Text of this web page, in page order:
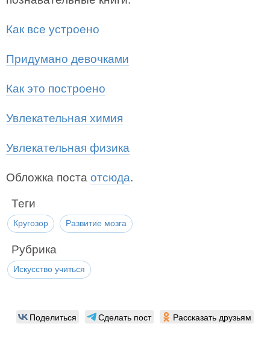
Как все устроено
Придумано девочками
Как это построено
Увлекательная химия
Увлекательная физика
Обложка поста отсюда.
Теги
Кругозор Развитие мозга
Рубрика
Искусство учиться
Поделиться Сделать пост Рассказать друзьям